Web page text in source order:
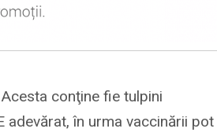
conţine fie tulpini
adevărat, în urma vaccinării pot